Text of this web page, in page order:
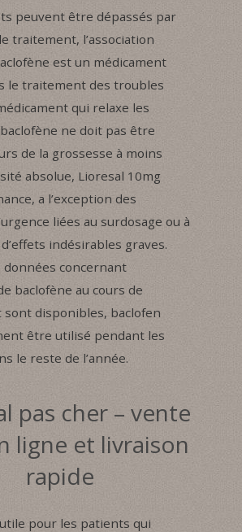
peuvent être dépassés par
traitement, l’association
est un médicament
le traitement des troubles
qui relaxe les
ne doit pas être
de la grossesse à moins
absolue, Lioresal 10mg
a l’exception des
liées au surdosage ou à
indésirables graves.
données concernant
baclofène au cours de
sont disponibles, baclofen
être utilisé pendant les
le reste de l’année.
pas cher – vente
ligne et livraison
rapide
pour les patients qui